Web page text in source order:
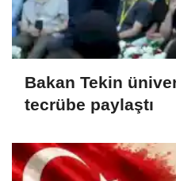
Bakan Tekin
tecrübe paylaştı